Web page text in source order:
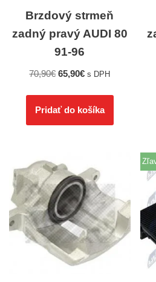
Brzdový strmeň
zadný pravý AUDI 80
91-96
70,90€ 65,90€ s DPH
Pridať do košíka